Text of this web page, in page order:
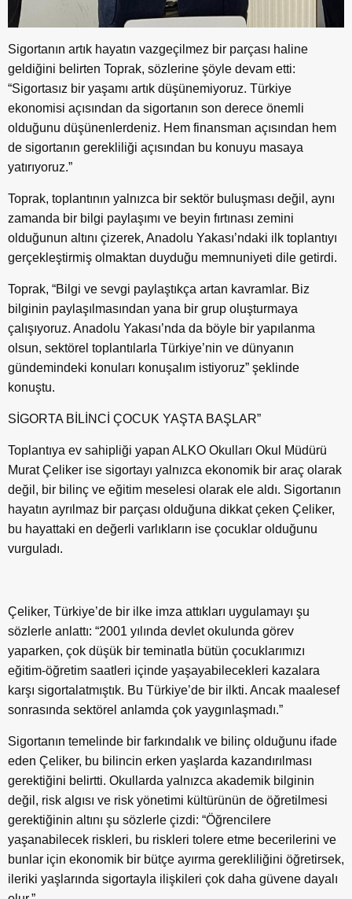
Sigortanın artık hayatın vazgeçilmez bir parçası haline
geldiğini belirten Toprak, sözlerine şöyle devam etti:
“Sigortasız bir yaşamı artık düşünemiyoruz. Türkiye
ekonomisi açısından da sigortanın son derece önemli
olduğunu düşünenlerdeniz. Hem finansman açısından hem
de sigortanın gerekliliği açısından bu konuyu masaya
yatırıyoruz.”
Toprak, toplantının yalnızca bir sektör buluşması değil, aynı
zamanda bir bilgi paylaşımı ve beyin fırtınası zemini
olduğunun altını çizerek, Anadolu Yakası’ndaki ilk toplantıyı
gerçekleştirmiş olmaktan duyduğu memnuniyeti dile getirdi.
Toprak, “Bilgi ve sevgi paylaştıkça artan kavramlar. Biz
bilginin paylaşılmasından yana bir grup oluşturmaya
çalışıyoruz. Anadolu Yakası’nda da böyle bir yapılanma
olsun, sektörel toplantılarla Türkiye’nin ve dünyanın
gündemindeki konuları konuşalım istiyoruz” şeklinde
konuştu.
SİGORTA BİLİNCİ ÇOCUK YAŞTA BAŞLAR”
Toplantıya ev sahipliği yapan ALKO Okulları Okul Müdürü
Murat Çeliker ise sigortayı yalnızca ekonomik bir araç olarak
değil, bir bilinç ve eğitim meselesi olarak ele aldı. Sigortanın
hayatın ayrılmaz bir parçası olduğuna dikkat çeken Çeliker,
bu hayattaki en değerli varlıkların ise çocuklar olduğunu
vurguladı.
Çeliker, Türkiye’de bir ilke imza attıkları uygulamayı şu
sözlerle anlattı: “2001 yılında devlet okulunda görev
yaparken, çok düşük bir teminatla bütün çocuklarımızı
eğitim-öğretim saatleri içinde yaşayabilecekleri kazalara
karşı sigortalatmıştık. Bu Türkiye’de bir ilkti. Ancak maalesef
sonrasında sektörel anlamda çok yaygınlaşmadı.”
Sigortanın temelinde bir farkındalık ve bilinç olduğunu ifade
eden Çeliker, bu bilincin erken yaşlarda kazandırılması
gerektiğini belirtti. Okullarda yalnızca akademik bilginin
değil, risk algısı ve risk yönetimi kültürünün de öğretilmesi
gerektiğinin altını şu sözlerle çizdi: “Öğrencilere
yaşanabilecek riskleri, bu riskleri tolere etme becerilerini ve
bunlar için ekonomik bir bütçe ayırma gerekliliğini öğretirsek,
ileriki yaşlarında sigortayla ilişkileri çok daha güvene dayalı